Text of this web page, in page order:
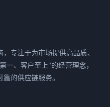
专注于为市场提供高品质、
一、客户至上"的经营理念，
的供应链服务。